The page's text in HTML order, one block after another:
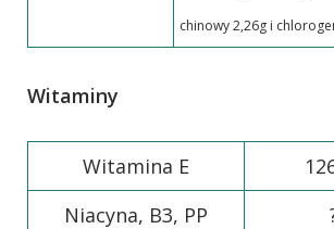
chinowy 2,26g i
Witaminy
Witamina E
Niacyna, B3, PP